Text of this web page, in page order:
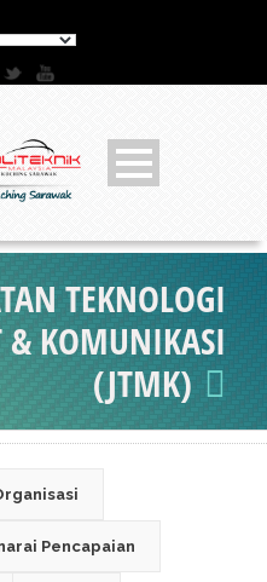
TEKNOLOGI
KOMUNIKASI
(JTMK)
Pencapaian